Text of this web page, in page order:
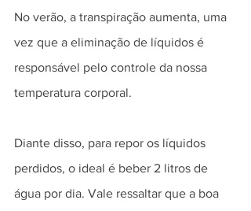
No verão, a transpiração aumenta, uma
vez que a eliminação de líquidos é
responsável pelo controle da nossa
temperatura corporal.
Diante disso, para repor os líquidos
perdidos, o ideal é beber 2 litros de
água por dia. Vale ressaltar que a boa